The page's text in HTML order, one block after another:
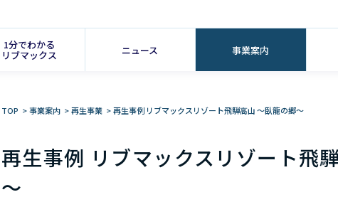
1分でわかる
リブマックス ニュース 事業案内
TOP >事業案内 >再生事業 >再生事例 リブマックスリゾート飛騨高山 ～臥龍の郷～
再生事例 リブマックスリゾート飛
～